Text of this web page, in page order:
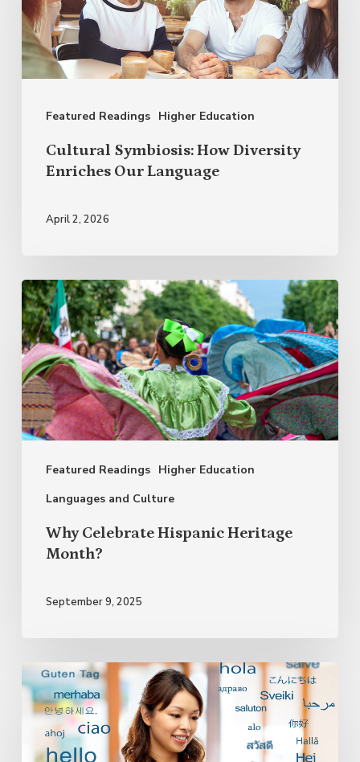
Featured Readings Higher Education
Diversity
Enriches
Our
Cultural Symbiosis: How Diversity
Enriches Our Language
April 2, 2026
Featured Readings Higher Education
Languages and Culture
Why
Celebrate
Hispanic
Heritage
Month?
Why Celebrate Hispanic Heritage
Month?
September 9, 2025
Bilingualism
and
Multilingualism:
The